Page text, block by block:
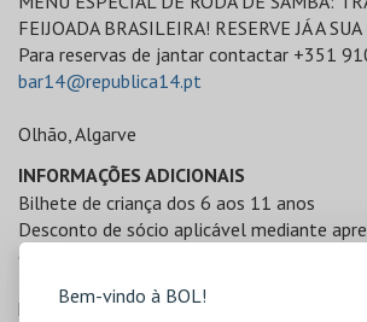
Bem-vindo à BOL!
FEIJOADA BRASILEIRA! RESERVE JÁ A SUA
Para reservas de jantar contactar +351
bar14@republica14.pt
Olhão, Algarve
INFORMAÇÕES ADICIONAIS
Bilhete de criança dos 6 aos 11 anos
Desconto de sócio aplicável mediante
cartão com quotas em dia.
https://republica14.pt/ser-socio/